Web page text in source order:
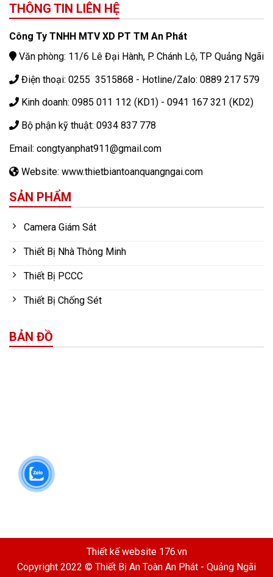
THÔNG TIN LIÊN HỆ
Công Ty TNHH MTV XD PT TM An Phát
Văn phòng: 11/6 Lê Đại Hành, P. Chánh Lộ, TP Quảng Ngãi
Điện thoại: 0255 3515868 - Hotline/Zalo: 0889 217 579
Kinh doanh: 0985 011 112 (KD1) - 0941 167 321 (KD2)
Bộ phận kỹ thuật: 0934 837 778
Email: congtyanphat911@gmail.com
Website: www.thietbiantoanquangngai.com
SẢN PHẨM
Camera Giám Sát
Thiết Bị Nhà Thông Minh
Thiết Bị PCCC
Thiết Bị Chống Sét
BẢN ĐỒ
Thiết kế website 176.vn
Copyright 2022 © Thiết Bị An Toàn An Phát - Quảng Ngãi